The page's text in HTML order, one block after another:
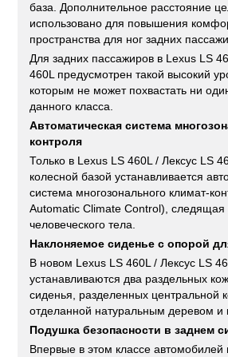
база. Дополнительное расстояние
использовано для повышения
пространства для ног задних
Для задних пассажиров в Lexus LS
460L предусмотрен такой высокий
которым не может похвастать ни
данного класса.
Автоматическая система
контроля
Только в Lexus LS 460L / Лексус LS
колесной базой устанавливается
система многозонального климат-
Automatic Climate Control), следящая
человеческого тела.
Наклоняемое сиденье с опорой
В новом Lexus LS 460L / Лексус LS
устанавливаются два раздельных
сиденья, разделенных центральной
отделанной натуральным деревом и
Подушка безопасности в заднем
Впервые в этом классе автомобилей